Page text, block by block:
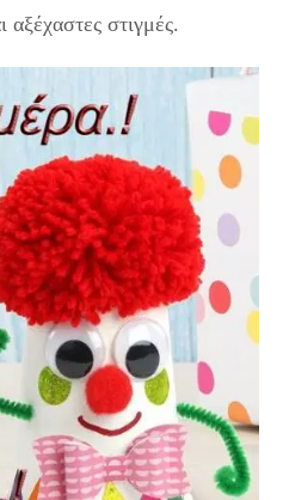
αξέχαστες στιγμές.